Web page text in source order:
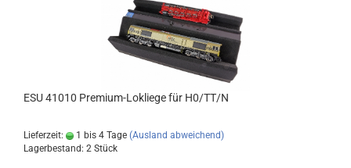
ESU 41010 Premium-Lokliege für H0/TT/N
Lieferzeit: 1 bis 4 Tage (Ausland abweichend)
Lagerbestand: 2 Stück